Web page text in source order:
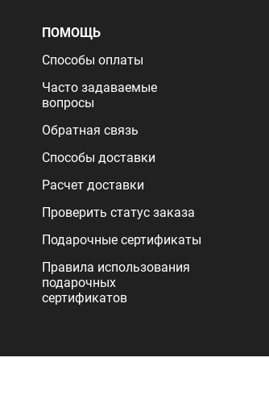
ПОМОЩЬ
Способы оплаты
Часто задаваемые
вопросы
Обратная связь
Способы доставки
Расчет доставки
Проверить статус заказа
Подарочные сертификаты
Правила использования
подарочных
сертификатов